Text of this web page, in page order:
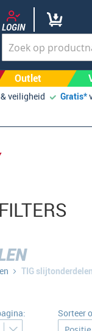
LOGIN
Outlet
veiligheid Gratis*
FILTERS
TIG
Sorteer